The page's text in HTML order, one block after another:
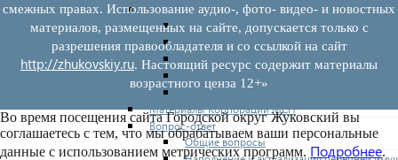
Коллегиальный орган
Регламентирующие документы
График заседаний
Протоколы заседаний
Отчеты о деятельности коллегиального
Иные документы
Материалы Корпорации МСП
Вопрос-ответ
Общие вопросы
смежных правах. Использование аудио-, фото- видео- и новостных
материалов, размещенных на сайте, допускается только с
разрешения правообладателя и со ссылкой на сайт
http://zhukovskiy.ru. Настоящий ресурс содержит материалы
возрастного ценза 12+»
Во время посещения сайта Городской округ Жуковский вы
соглашаетесь с тем, что мы обрабатываем ваши персональные
данные с использованием метрических программ. Подробнее.